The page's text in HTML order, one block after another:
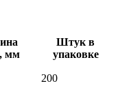
мм
Штук в
упаковке
200